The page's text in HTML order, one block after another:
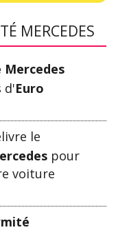
MERCEDES
d'Euro
le
pour
voiture